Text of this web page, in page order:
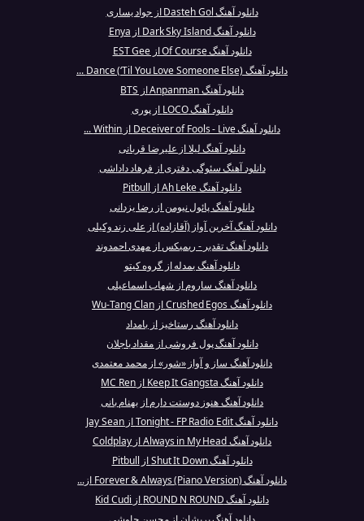
دانلود آهنگ Dasteh Gol از جواد یساری
دانلود آهنگ Dark Sky Island از Enya
دانلود آهنگ Of Course از EST Gee
دانلود آهنگ Dance (‘Til You Love Someone Else) ...
دانلود آهنگ Anpanman از BTS
دانلود آهنگ LOCO از پوری
دانلود آهنگ Deceiver of Fools - Live از Within ...
دانلود آهنگ لیلا از علیرضا قربانی
دانلود آهنگ سئوگی دفتری از فرهاد داداشی
دانلود آهنگ Ah Leke از Pitbull
دانلود آهنگ پائول نیومن از رضا یزدانی
دانلود آهنگ آخرین آواز (آقازاده) از علی زند وکیلی
دانلود آهنگ تقدیر - ریمیکس از مهدی احمدوند
دانلود آهنگ یمدله از گروه کیتو
دانلود آهنگ ساروم از شهاب اسماعیلی
دانلود آهنگ Crushed Egos از Wu-Tang Clan
دانلود آهنگ رستاخیز از بامداد
دانلود آهنگ پول فروشی از مقداد باجلان
دانلود آهنگ ساز و آواز «شور» از محمد معتمدی
دانلود آهنگ Keep It Gangsta از MC Ren
دانلود آهنگ هنوز دوستت دارم از بهنام بانی
دانلود آهنگ Tonight - FP Radio Edit از Jay Sean
دانلود آهنگ Always in My Head از Coldplay
دانلود آهنگ Shut It Down از Pitbull
دانلود آهنگ Forever & Always (Piano Version) از...
دانلود آهنگ ROUND N ROUND از Kid Cudi